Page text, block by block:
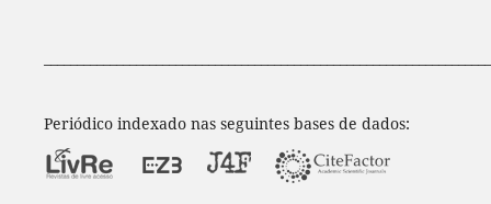
Periódico indexado nas seguintes bases de dados: